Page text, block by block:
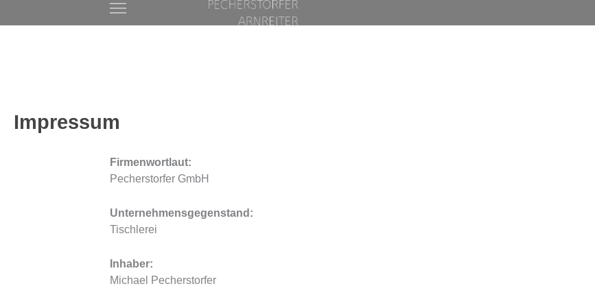
Inhalt
Impressum
Firmenwortlaut:
Pecherstorfer GmbH
Unternehmensgegenstand:
Tischlerei
Inhaber:
Michael Pecherstorfer